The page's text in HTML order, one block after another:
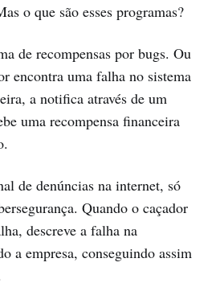
o que são esses programas?
de recompensas por bugs. Ou
encontra uma falha no sistema
a notifica através de um
uma recompensa financeira
de denúncias na internet, só
Quando o caçador
descreve a falha na
a empresa, conseguindo assim